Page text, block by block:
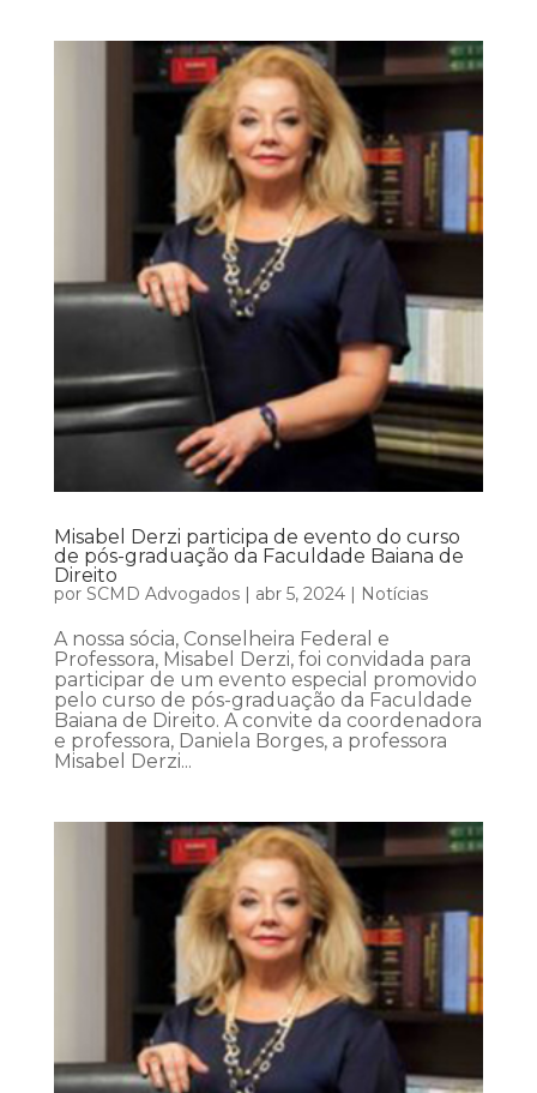
Misabel Derzi participa de evento do curso
de pós-graduação da Faculdade Baiana de
Direito
por SCMD Advogados| abr 5, 2024| Notícias
A nossa sócia, Conselheira Federal e
Professora, Misabel Derzi, foi convidada para
participar de um evento especial promovido
pelo curso de pós-graduação da Faculdade
Baiana de Direito. A convite da coordenadora
e professora, Daniela Borges, a professora
Misabel Derzi...